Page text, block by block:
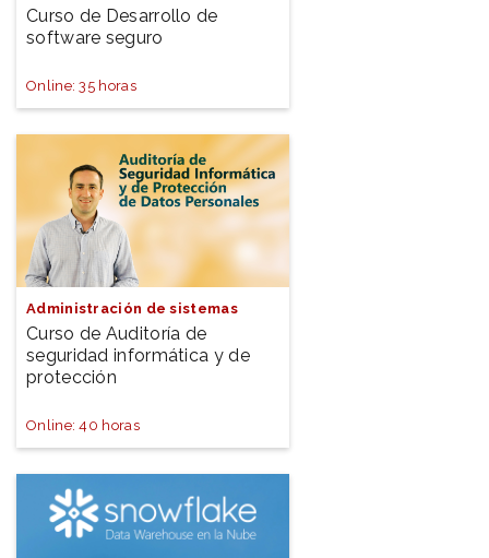
Curso de Desarrollo de
software seguro
Online: 35 horas
Administración de sistemas
Curso de Auditoría de
seguridad informática y de
protección
Online: 40 horas